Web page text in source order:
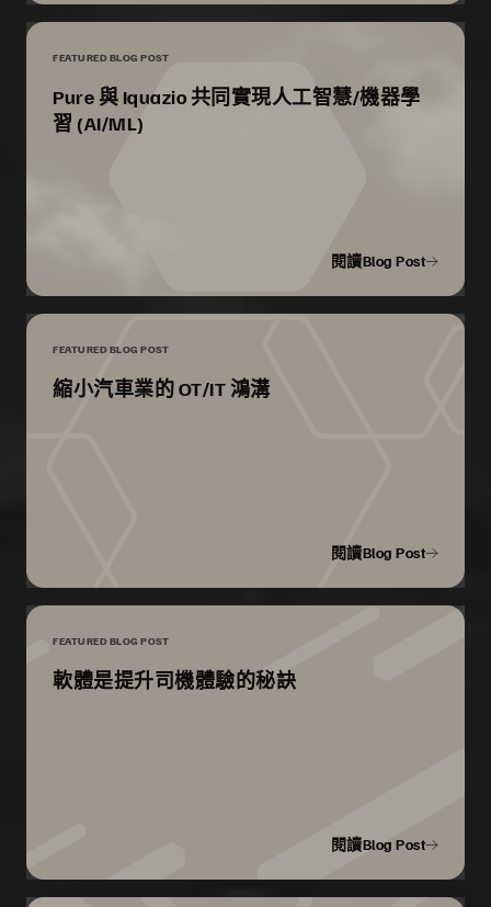
FEATURED BLOG POST
Pure 與 Iquazio 共同實現人工智慧/機器學
習 (AI/ML)
閱讀Blog Post
FEATURED BLOG POST
縮小汽車業的 OT/IT 鴻溝
閱讀Blog Post
FEATURED BLOG POST
軟體是提升司機體驗的秘訣
閱讀Blog Post